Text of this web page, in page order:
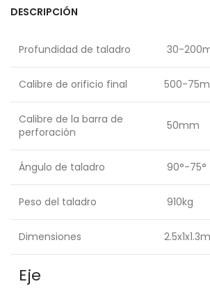
DESCRIPCIÓN
Profundidad de taladro 30-
Calibre de orificio final 500-
Calibre de la barra de
perforación
50mm
Ángulo de taladro 90°-75°
Peso del taladro 910kg
Dimensiones 2.5x1x1.3m
Eje